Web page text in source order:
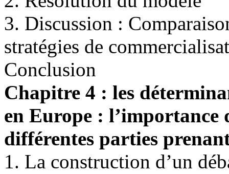
3. Discussion :
stratégies de
Conclusion
Chapitre 4 : les
en Europe : l’importance
différentes parties
1. La construction d’un